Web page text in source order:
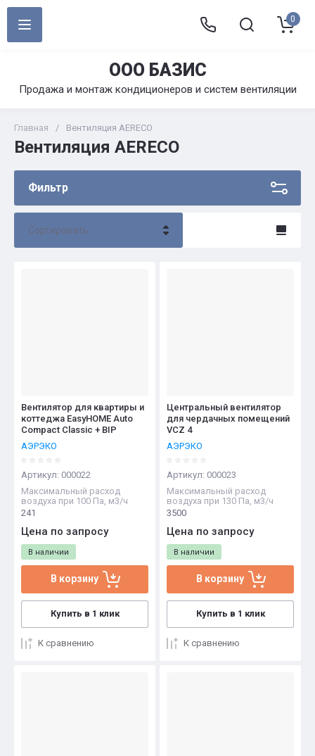
ООО БАЗИС
Продажа и монтаж кондиционеров и систем вентиляции
0
Главная / Вентиляция AERECO
Вентиляция AERECO
Фильтр
Сортировать
Вентилятор для квартиры и
коттеджа EasyHOME Auto
Compact Classic + BIP
АЭРЭКО
Артикул: 000022
Максимальный расход
воздуха при 100 Па, м3/ч
241
В наличии
Цена по запросу
В корзину
Купить в 1 клик
К сравнению
Центральный вентилятор
для чердачных помещений
VCZ 4
АЭРЭКО
Артикул: 000023
Максимальный расход
воздуха при 130 Па, м3/ч
3500
В наличии
Цена по запросу
В корзину
Купить в 1 клик
К сравнению